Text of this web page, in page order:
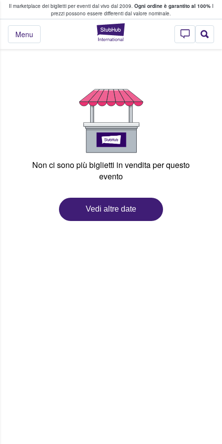
Il marketplace dei biglietti per eventi dal vivo dal 2009. Ogni ordine è garantito al 100%I
prezzi possono essere differenti dal valore nominale.
StubHub - Dove
Menu
fan comprano e vendono biglietti
Non ci sono più biglietti in vendita per questo
evento
Vedi altre date